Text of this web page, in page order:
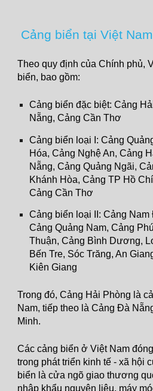
Cảng biển tại Việt Nam
Theo quy định của Chính phủ,
biển, bao gồm:
Cảng biển đặc biệt: Cảng
Nẵng, Cảng Cần Thơ
Cảng biển loại I: Cảng
Hóa, Cảng Nghệ An, Cảng
Nẵng, Cảng Quảng Ngãi,
Khánh Hòa, Cảng TP Hồ
Cảng Cần Thơ
Cảng biển loại II: Cảng
Cảng Quảng Nam, Cảng
Thuận, Cảng Bình Dương,
Bến Tre, Sóc Trăng, An
Kiên Giang
Trong đó, Cảng Hải Phòng là
Nam, tiếp theo là Cảng Đà
Minh.
Các cảng biển ở Việt Nam
trong phát triển kinh tế - xã hội
biển là cửa ngõ giao thương
nhập khẩu nguyên liệu, máy